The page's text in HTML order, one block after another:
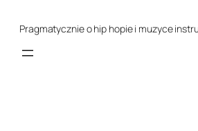
Pragmatycznie o hip hopie i muzyce